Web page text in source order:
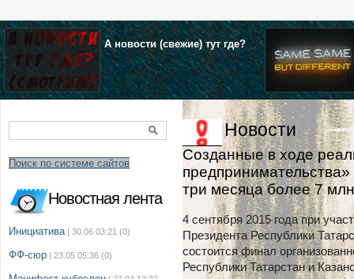
А новости (свежие) тут где?
Поиск по системе сайтов
Новостная лента
Инициатива | 30.06 03:21 (0)
ФФ-сюр | 23.05 05:36 (0)
Новости
Созданные в ходе
три месяца более 7
4 сентября 2015 года при
Президента Республики
состоится финал
Республики Татарстан и